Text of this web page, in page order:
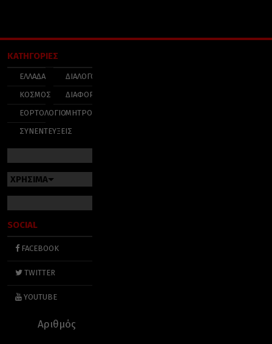
ΚΑΤΗΓΟΡΙΕΣ
ΕΛΛΑΔΑ
ΚΟΣΜΟΣ
ΕΟΡΤΟΛΟΓΙΟ
ΣΥΝΕΝΤΕΥΞΕΙΣ
ΔΙΑΛΟΓΟΣ
ΔΙΑΦΟΡΑ
ΜΗΤΡΟΠΟΛΕΙΣ
ΧΡΗΣΙΜΑ
SOCIAL
FACEBOOK
TWITTER
YOUTUBE
Αριθμός